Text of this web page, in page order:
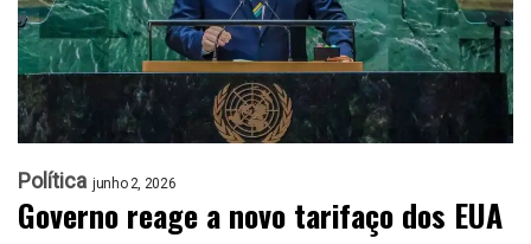
Política junho 2, 2026
Governo reage a novo tarifaço dos EUA